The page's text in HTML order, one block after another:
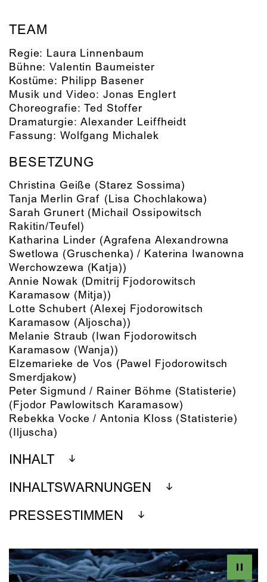
TEAM
Regie: Laura Linnenbaum
Bühne:Valentin Baumeister
Kostüme: Philipp Basener
Musik und Video: Jonas Englert
Choreografie:Ted Stoffer
Dramaturgie:Alexander Leiffheidt
Fassung: Wolfgang Michalek
BESETZUNG
Christina Geiße (Starez Sossima)
Tanja Merlin Graf (Lisa Chochlakowa)
Sarah Grunert (Michail Ossipowitsch
Rakitin/Teufel)
Katharina Linder (Agrafena Alexandrowna
Swetlowa (Gruschenka) / Katerina Iwanowna
Werchowzewa (Katja))
Annie Nowak (Dmitrij Fjodorowitsch
Karamasow (Mitja))
Lotte Schubert (Alexej Fjodorowitsch
Karamasow (Aljoscha))
Melanie Straub (Iwan Fjodorowitsch
Karamasow (Wanja))
Elzemarieke de Vos (Pawel Fjodorowitsch
Smerdjakow)
Peter Sigmund / Rainer Böhme (Statisterie)
(Fjodor Pawlowitsch Karamasow)
Rebekka Vocke / Antonia Kloss (Statisterie)
(Iljuscha)
INHALT
INHALTSWARNUNGEN
PRESSESTIMMEN